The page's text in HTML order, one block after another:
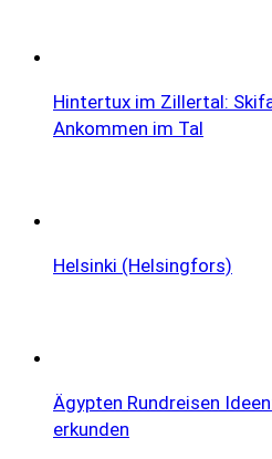
Hintertux im Zillertal:
Ankommen im Tal
Helsinki (Helsingfors)
Ägypten Rundreisen
erkunden